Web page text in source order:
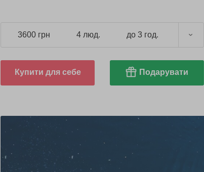
3600 грн 4 люд. до 3 год.
Купити для себе Подарувати